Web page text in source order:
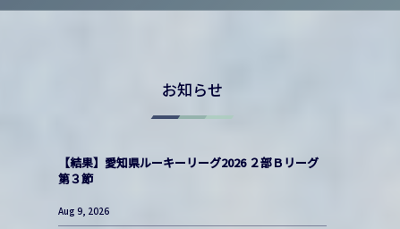
お知らせ
【結果】愛知県ルーキーリーグ2026 ２部Ｂリーグ
第３節
Aug 9, 2026